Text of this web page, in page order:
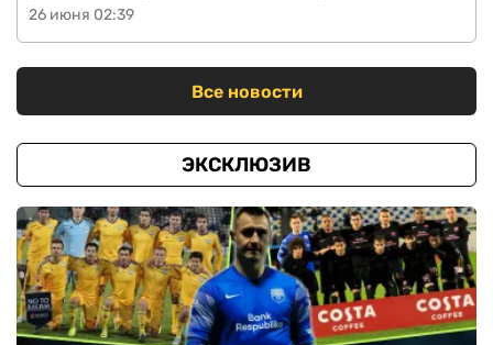
26 июня 02:39
Все новости
ЭКСКЛЮЗИВ